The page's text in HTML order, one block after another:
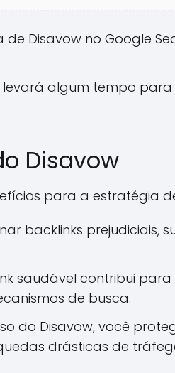
Disavow no Google
levará algum tempo
Disavow
para a estratégia de
backlinks prejudiciais,
saudável contribui
de busca.
do Disavow, você
drásticas de